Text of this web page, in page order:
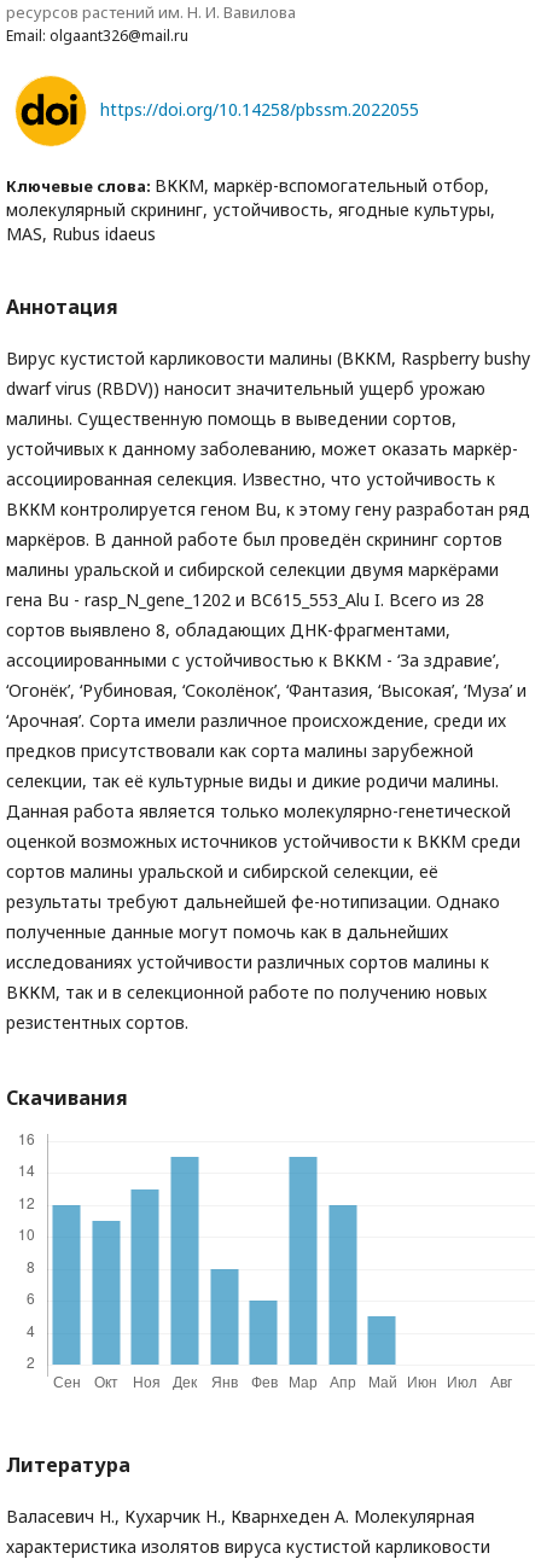
ресурсов растений им. Н. И. Вавилова
Email: olgaant326@mail.ru
https://doi.org/10.14258/pbssm.2022055
Ключевые слова: ВККМ, маркёр-вспомогательный отбор,
молекулярный скрининг, устойчивость, ягодные культуры,
MAS, Rubus idaeus
Аннотация
Вирус кустистой карликовости малины (ВККМ, Raspberry bushy
dwarf virus (RBDV)) наносит значительный ущерб урожаю
малины. Существенную помощь в выведении сортов,
устойчивых к данному заболеванию, может оказать маркёр-
ассоциированная селекция. Известно, что устойчивость к
ВККМ контролируется геном Bu, к этому гену разработан ряд
маркёров. В данной работе был проведён скрининг сортов
малины уральской и сибирской селекции двумя маркёрами
гена Bu - rasp_N_gene_1202 и BC615_553_Alu I. Всего из 28
сортов выявлено 8, обладающих ДНК-фрагментами,
ассоциированными с устойчивостью к ВККМ - ‘За здравие’,
‘Огонёк’, ‘Рубиновая, ‘Соколёнок’, ‘Фантазия, ‘Высокая’, ‘Муза’ и
‘Арочная’. Сорта имели различное происхождение, среди их
предков присутствовали как сорта малины зарубежной
селекции, так её культурные виды и дикие родичи малины.
Данная работа является только молекулярно-генетической
оценкой возможных источников устойчивости к ВККМ среди
сортов малины уральской и сибирской селекции, её
результаты требуют дальнейшей фе-нотипизации. Однако
полученные данные могут помочь как в дальнейших
исследованиях устойчивости различных сортов малины к
ВККМ, так и в селекционной работе по получению новых
резистентных сортов.
Скачивания
Литература
Валасевич Н., Кухарчик Н., Кварнхеден А. Молекулярная
характеристика изолятов вируса кустистой карликовости